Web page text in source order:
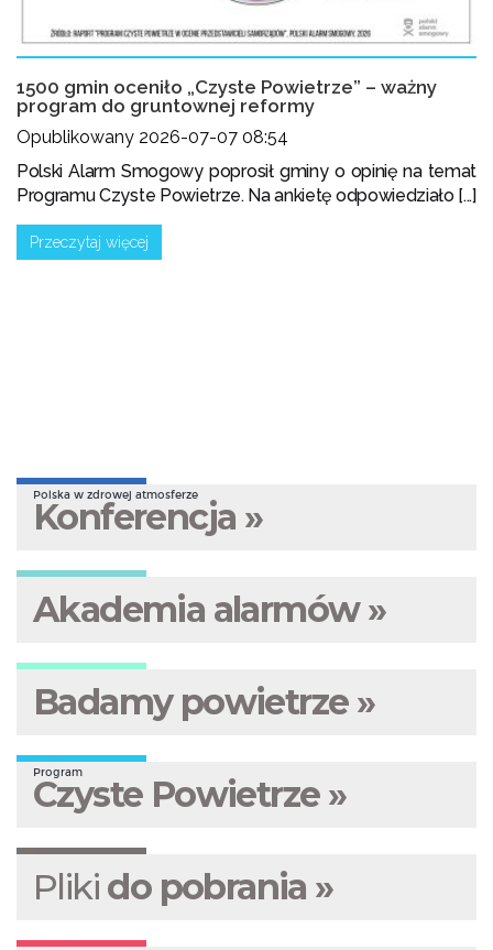
1500 gmin oceniło „Czyste Powietrze” – ważny
program do gruntownej reformy
Opublikowany 2026-07-07 08:54
Polski Alarm Smogowy poprosił gminy o opinię na temat
Programu Czyste Powietrze. Na ankietę odpowiedziało [...]
Przeczytaj więcej
Polska w zdrowej atmosferze
Konferencja »
Akademia alarmów »
Badamy powietrze »
Program
Czyste Powietrze »
Pliki do pobrania »